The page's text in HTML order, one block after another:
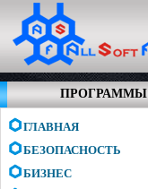
ПРОГРАММЫ
ГЛАВНАЯ
БЕЗОПАСНОСТЬ
БИЗНЕС